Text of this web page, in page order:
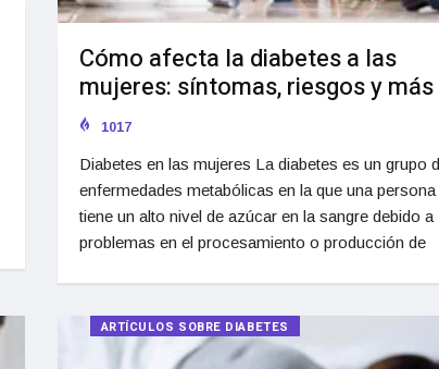
Cómo afecta la diabetes a las
mujeres: síntomas, riesgos y más
1017
Diabetes en las mujeres La diabetes es un grupo
enfermedades metabólicas en la que una persona
tiene un alto nivel de azúcar en la sangre debido a
problemas en el procesamiento o producción de
ARTÍCULOS SOBRE DIABETES